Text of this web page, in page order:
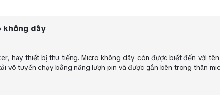
không dây
hay thiết bị thu tiếng. Micro không dây còn được biết đến với
vô tuyến chạy bằng năng lượn pin và được gắn bên trong thân